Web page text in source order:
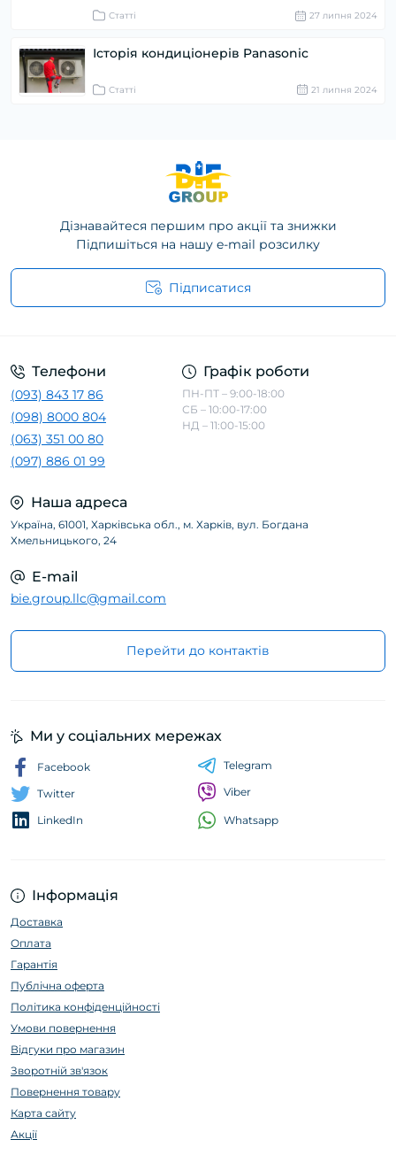
Статті 27 липня 2024
Історія кондиціонерів Panasonic
Статті 21 липня 2024
Дізнавайтеся першим про акції та знижки
Підпишіться на нашу e-mail розсилку
Підписатися
Телефони
(093) 843 17 86
(098) 8000 804
(063) 351 00 80
(097) 886 01 99
Графік роботи
ПН-ПТ – 9:00-18:00
СБ – 10:00-17:00
НД – 11:00-15:00
Наша адреса
Україна, 61001, Харківська обл., м. Харків, вул. Богдана
Хмельницького, 24
E-mail
bie.group.llc@gmail.com
Перейти до контактів
Інформація
Доставка
Оплата
Гарантія
Публічна оферта
Політика конфіденційності
Умови повернення
Відгуки про магазин
Зворотній зв'язок
Повернення товару
Карта сайту
Акції
Ми у соціальних мережах
Facebook
Twitter
LinkedIn
Telegram
Viber
Whatsapp